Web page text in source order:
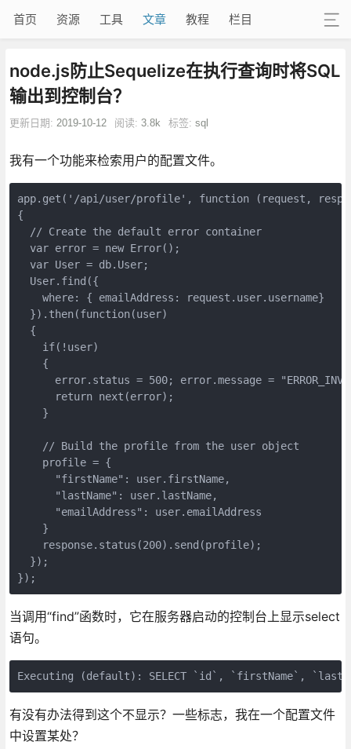
首页 资源 工具 文章 教程 栏目
node.js防止Sequelize在执行查询时将SQL
输出到控制台？
更新日期: 2019-10-12 阅读: 3.8k 标签: sql
我有一个功能来检索用户的配置文件。
app.get('/api/user/profile', function (request,
{
  // Create the default error container
  var error = new Error();
  var User = db.User;
  User.find({
    where: { emailAddress: request.user.username}
  }).then(function(user)
  {
    if(!user)
    {
error.status = 500; error.message =
      return next(error);
    }
    // Build the profile from the user object
    profile = {
      "firstName": user.firstName,
      "lastName": user.lastName,
      "emailAddress": user.emailAddress
    }
    response.status(200).send(profile);
  });
});
当调用“find”函数时，它在服务器启动的控制台上显示select
语句。
Executing (default): SELECT `id`, `firstName`,
有没有办法得到这个不显示？一些标志，我在一个配置文件
中设置某处？